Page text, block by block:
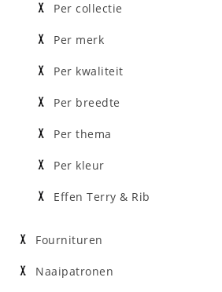
Per collectie
Per merk
Per kwaliteit
Per breedte
Per thema
Per kleur
Effen Terry & Rib
Fournituren
Naaipatronen